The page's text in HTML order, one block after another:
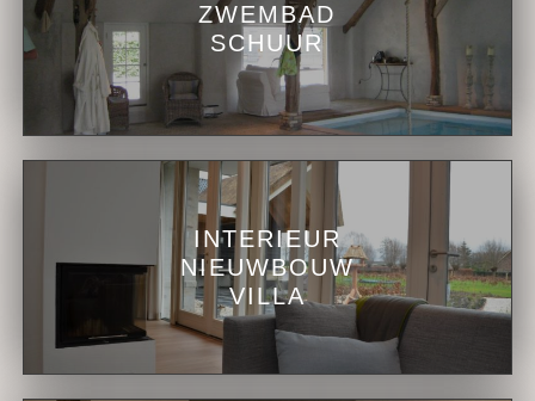
ZWEMBAD
SCHUUR
INTERIEUR
NIEUWBOUW
VILLA